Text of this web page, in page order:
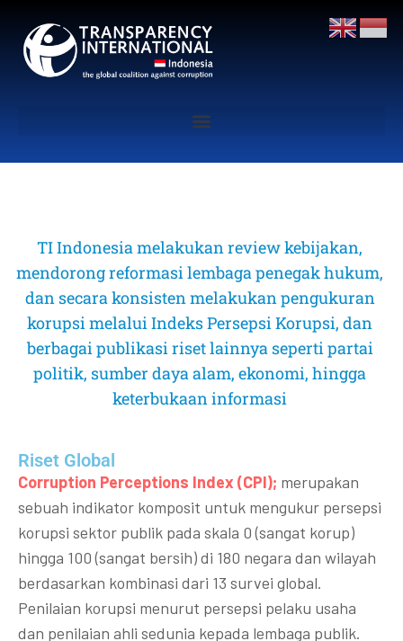
TI Indonesia melakukan review kebijakan,
mendorong reformasi lembaga penegak hukum,
dan secara konsisten melakukan pengukuran
korupsi melalui Indeks Persepsi Korupsi, dan
berbagai publikasi riset lainnya seperti partai
politik, sumber daya alam, ekonomi, hingga
keterbukaan informasi
Riset Global​
Corruption Perceptions Index (CPI); merupakan
sebuah indikator komposit untuk mengukur persepsi
korupsi sektor publik pada skala 0 (sangat korup)
hingga 100 (sangat bersih) di 180 negara dan wilayah
berdasarkan kombinasi dari 13 survei global.
Penilaian korupsi menurut persepsi pelaku usaha
dan penilaian ahli sedunia kepada lembaga publik.